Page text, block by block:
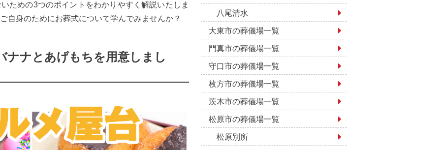
ための3つのポイントをわかりやすく解説いたしま
自身のためにお葬式について学んでみませんか？
ナナとあげもちを用意しまし
八尾清水
大東市の葬儀場一覧
門真市の葬儀場一覧
守口市の葬儀場一覧
枚方市の葬儀場一覧
茨木市の葬儀場一覧
松原市の葬儀場一覧
松原別所